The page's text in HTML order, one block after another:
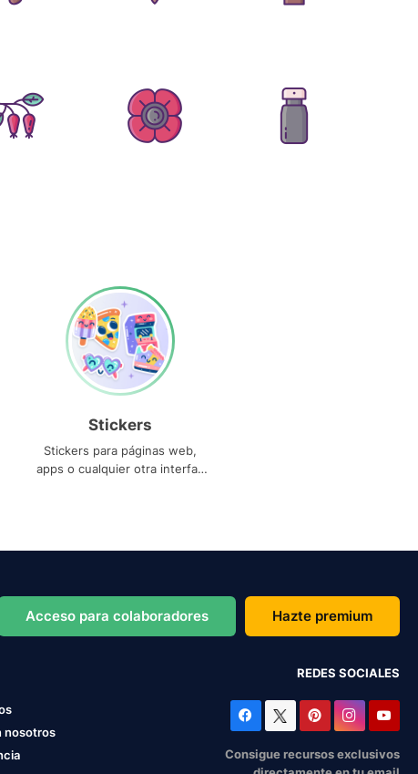
Stickers
Stickers para páginas web,
apps o cualquier otra interfaz
Acceso para colaboradores Hazte premium
nosotros
REDES SOCIALES
Consigue recursos exclusivos